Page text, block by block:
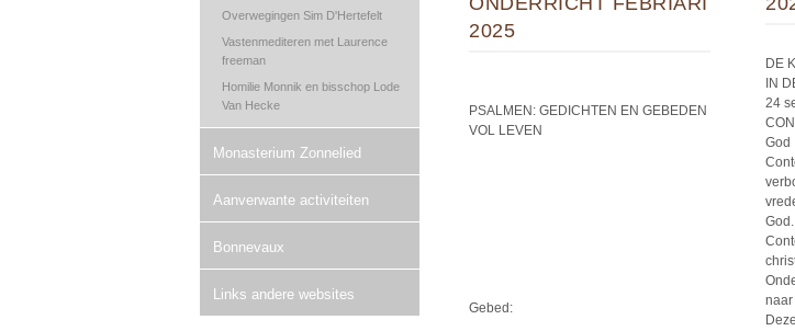
Overwegingen Sim D'Hertefelt
Vastenmediteren met Laurence
freeman
Homilie Monnik en bisschop Lode
Van Hecke
Monasterium Zonnelied
Aanverwante activiteiten
Bonnevaux
Links andere websites
2025
PSALMEN: GEDICHTEN EN GEBEDEN
VOL LEVEN
Gebed:
DE
IN
24
God